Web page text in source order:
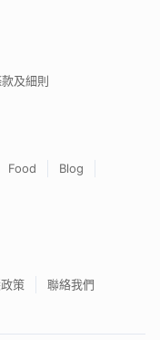
及細則
Food
Blog
策 聯絡我們